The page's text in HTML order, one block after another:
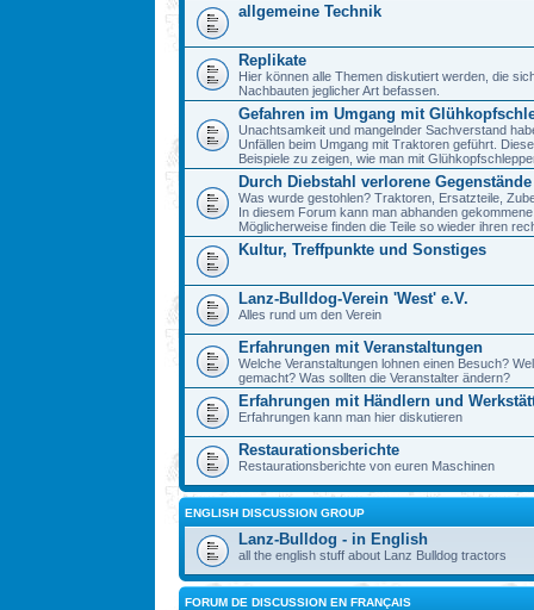
allgemeine Technik
Replikate
Hier können alle Themen diskutiert werden, die
Nachbauten jeglicher Art befassen.
Gefahren im Umgang mit
Unachtsamkeit und mangelnder Sachverstand
Unfällen beim Umgang mit Traktoren geführt.
Beispiele zu zeigen, wie man mit
Durch Diebstahl verlorene Gegenstände
Was wurde gestohlen? Traktoren, Ersatzteile,
In diesem Forum kann man abhanden
Möglicherweise finden die Teile so wieder ihren
Kultur, Treffpunkte und Sonstiges
Lanz-Bulldog-Verein 'West' e.V.
Alles rund um den Verein
Erfahrungen mit Veranstaltungen
Welche Veranstaltungen lohnen einen Besuch?
gemacht? Was sollten die Veranstalter ändern?
Erfahrungen mit Händlern und
Erfahrungen kann man hier diskutieren
Restaurationsberichte
Restaurationsberichte von euren Maschinen
ENGLISH DISCUSSION GROUP
Lanz-Bulldog - in English
all the english stuff about Lanz Bulldog tractors
FORUM DE DISCUSSION EN FRANÇAIS